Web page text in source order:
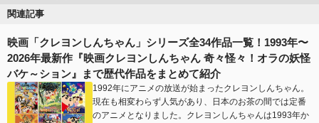
関連記事
映画「クレヨンしんちゃん」シリーズ全34作品一覧！1993年〜
2026年最新作『映画クレヨンしんちゃん 奇々怪々！オラの妖怪
バケ～ション』まで歴代作品をまとめて紹介
1992年にアニメの放送が始まったクレヨンしんちゃん。
現在も相変わらず人気があり、日本のお茶の間では定番
のアニメとなりました。クレヨンしんちゃんは1993年か